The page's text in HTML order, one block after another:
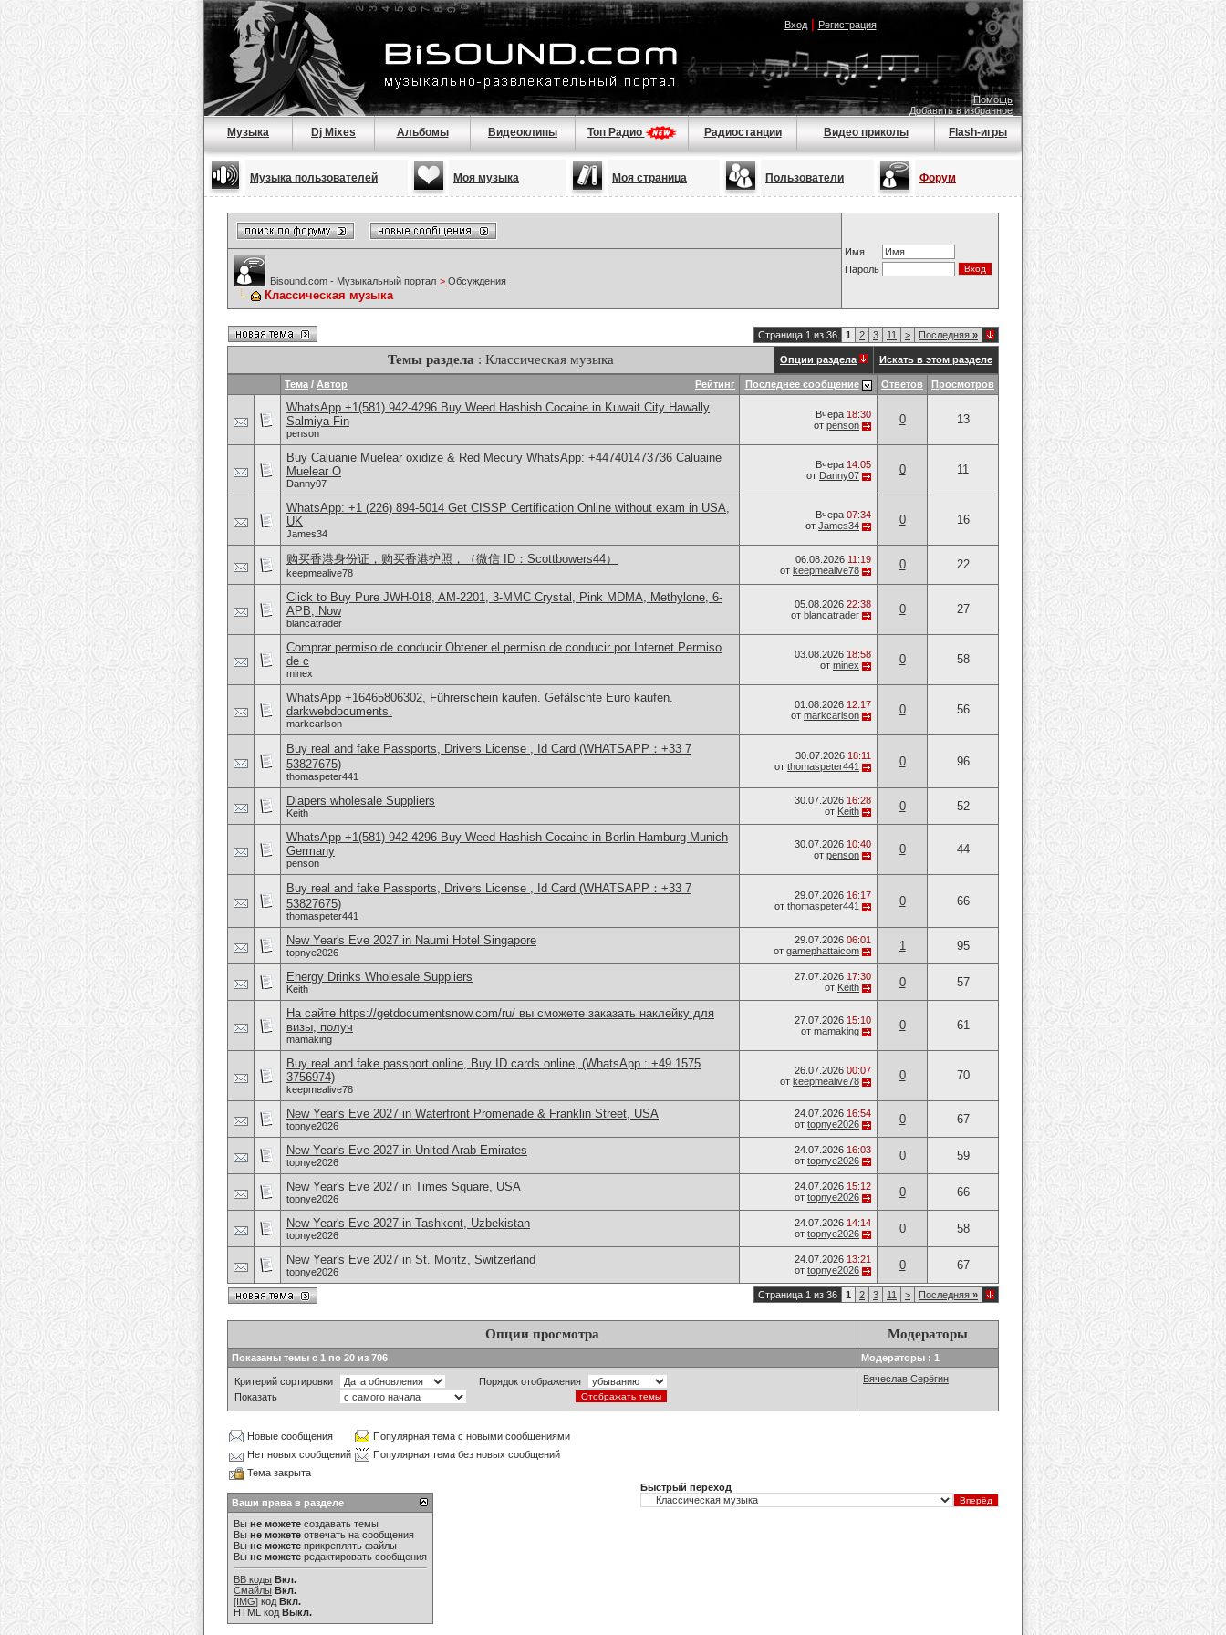
Вход| Регистрация
Помощь
Добавить в избранное
Музыка Dj Mixes Альбомы Видеоклипы Топ Радио Радиостанции Видео приколы Flash-игры
Музыка пользователей Моя музыка Моя страница Пользователи Форум
Имя
Пароль
Bisound.com - Музыкальный портал > Обсуждения
Классическая музыка
Страница 1 из 36 1 2 3 11 > Последняя »
Темы раздела : Классическая музыка Опции раздела Искать в этом разделе
Рейтинг
Тема / Автор Последнее сообщение Ответов Просмотров
WhatsApp +1(581) 942-4296 Buy Weed Hashish Cocaine in Kuwait City Hawally
Salmiya Fin
penson
Вчера 18:30
от penson 0 13
Buy Caluanie Muelear oxidize & Red Mecury WhatsApp: +447401473736 Caluaine
Muelear O
Danny07
Вчера 14:05
от Danny07 0 11
WhatsApp: +1 (226) 894-5014​ Get CISSP Certification Online without exam in USA,
UK
James34
Вчера 07:34
от James34 0 16
购买香港身份证，购买香港护照，（微信 ID：Scottbowers44）
keepmealive78
06.08.2026 11:19
от keepmealive78 0 22
Click to Buy Pure JWH-018, AM-2201, 3-MMC Crystal, Pink MDMA, Methylone, 6-
APB, Now
blancatrader
05.08.2026 22:38
от blancatrader 0 27
Comprar permiso de conducir Obtener el permiso de conducir por Internet Permiso
de c
minex
03.08.2026 18:58
от minex 0 58
WhatsApp +16465806302, Führerschein kaufen. Gefälschte Euro kaufen.
darkwebdocuments.
markcarlson
01.08.2026 12:17
от markcarlson 0 56
Buy real and fake Passports, Drivers License , Id Card (WHATSAPP：+33 7
53827675)
thomaspeter441
30.07.2026 18:11
от thomaspeter441 0 96
Diapers wholesale Suppliers
Keith
30.07.2026 16:28
от Keith 0 52
WhatsApp +1(581) 942-4296 Buy Weed Hashish Cocaine in Berlin Hamburg Munich
Germany
penson
30.07.2026 10:40
от penson 0 44
Buy real and fake Passports, Drivers License , Id Card (WHATSAPP：+33 7
53827675)
thomaspeter441
29.07.2026 16:17
от thomaspeter441 0 66
New Year's Eve 2027 in Naumi Hotel Singapore
topnye2026
29.07.2026 06:01
от gamephattaicom 1 95
Energy Drinks Wholesale Suppliers
Keith
27.07.2026 17:30
от Keith 0 57
На сайте https://getdocumentsnow.com/ru/ вы сможете заказать наклейку для
визы, получ
mamaking
27.07.2026 15:10
от mamaking 0 61
Buy real and fake passport online, Buy ID cards online, (WhatsApp : +49 1575
3756974)
keepmealive78
26.07.2026 00:07
от keepmealive78 0 70
New Year's Eve 2027 in Waterfront Promenade & Franklin Street, USA
topnye2026
24.07.2026 16:54
от topnye2026 0 67
New Year's Eve 2027 in United Arab Emirates
topnye2026
24.07.2026 16:03
от topnye2026 0 59
New Year's Eve 2027 in Times Square, USA
topnye2026
24.07.2026 15:12
от topnye2026 0 66
New Year's Eve 2027 in Tashkent, Uzbekistan
topnye2026
24.07.2026 14:14
от topnye2026 0 58
New Year's Eve 2027 in St. Moritz, Switzerland
topnye2026
24.07.2026 13:21
от topnye2026 0 67
Страница 1 из 36 1 2 3 11 > Последняя »
Опции просмотра Модераторы
Показаны темы с 1 по 20 из 706 Модераторы : 1
Критерий сортировки
Порядок отображения
Показать
Вячеслав Серёгин
Новые сообщения
Популярная тема с новыми сообщениями
Нет новых сообщений
Популярная тема без новых сообщений
Тема закрыта
Ваши права в разделе
Вы не можете создавать темы
Вы не можете отвечать на сообщения
Вы не можете прикреплять файлы
Вы не можете редактировать сообщения
BB коды Вкл.
Смайлы Вкл.
[IMG] код Вкл.
HTML код Выкл.
Быстрый переход